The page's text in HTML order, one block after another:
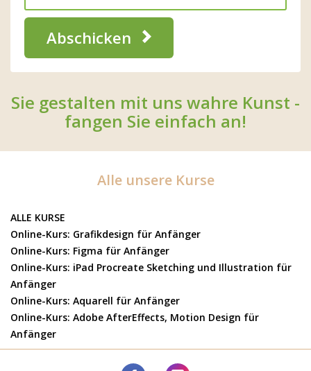
Abschicken
Sie gestalten mit uns wahre Kunst -
fangen Sie einfach an!
Alle unsere Kurse
ALLE KURSE
Online-Kurs: Grafikdesign für Anfänger
Online-Kurs: Figma für Anfänger
Online-Kurs: iPad Procreate Sketching und Illustration für
Anfänger
Online-Kurs: Aquarell für Anfänger
Online-Kurs: Adobe AfterEffects, Motion Design für
Anfänger